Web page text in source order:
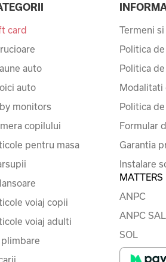
card
auto
auto
monitors
copilului
pentru masa
voiaj copii
voiaj adulti
plimbare
Termeni
Politica
Politica
Modalitati
Politica
Formular
Garantia
Instalare
MATTERS
ANPC
ANPC SAL
SOL